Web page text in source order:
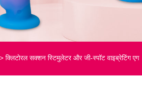
क्लिटोरल सक्शन स्टिमुलेटर और जी-स्पॉट वाइब्रेटिंग एग